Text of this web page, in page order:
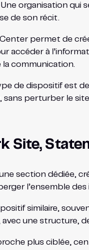
organisation qui
de son récit.
permet de
accéder à
la communication.
de dispositif est
sans perturber le
Site,
section dédiée,
l’ensemble
similaire,
une structure,
plus ciblée,